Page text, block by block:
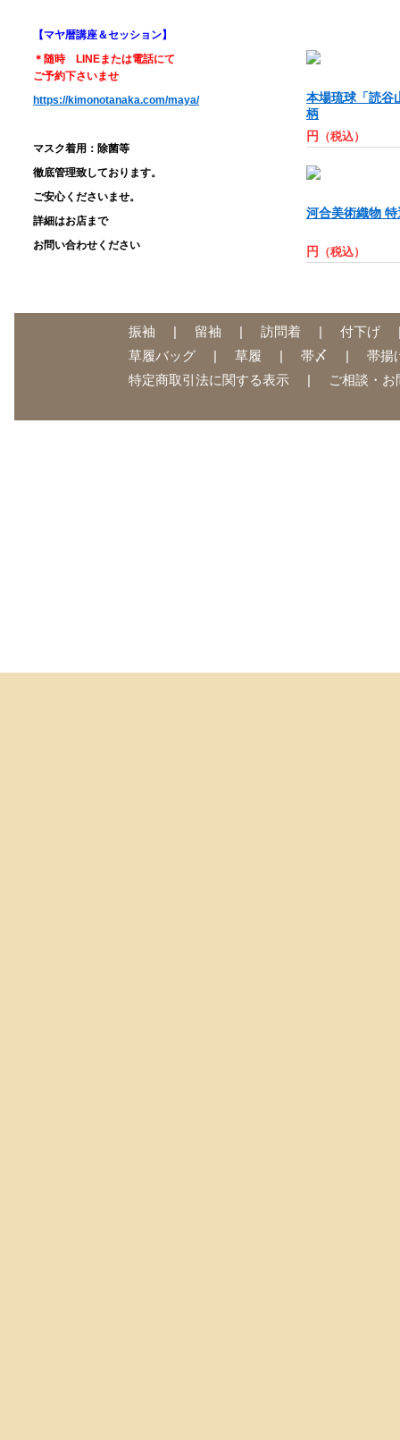
本場琉球「読谷
柄
円
（税込）
河合美術織物
円 （税込）
【マヤ暦講座＆セッション】
＊随時 LINEまたは電話にて
ご予約下さいませ
https://kimonotanaka.com/maya/
マスク着用：除菌等
徹底管理致しております。
ご安心くださいませ。
詳細はお店まで
お問い合わせください
振袖 留袖 訪問着
付下げ
草履バッグ
草履 帯〆
帯揚
特定商取引法に関する表示
ご相談・お